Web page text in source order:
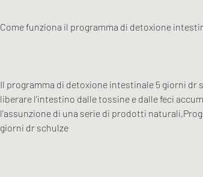
Come funziona il programma di detoxione
Il programma di detoxione intestinale 5 giorni dr
liberare l'intestino dalle tossine e dalle feci
l'assunzione di una serie di prodotti
giorni dr schulze